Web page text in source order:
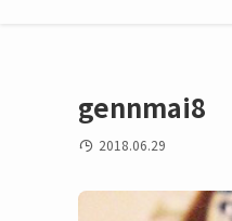
gennmai8
2018.06.29